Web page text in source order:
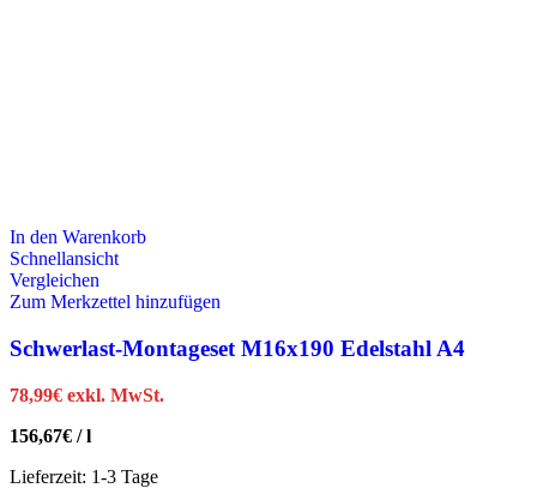
In den Warenkorb
Schnellansicht
Vergleichen
Zum Merkzettel hinzufügen
Schwerlast-Montageset M16x190 Edelstahl A4
78,99€ exkl. MwSt.
156,67€ /l
Lieferzeit: 1-3 Tage